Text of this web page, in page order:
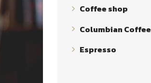
Coffee shop
Columbian Coffee
Espresso